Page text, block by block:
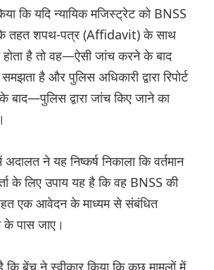
कि यदि न्यायिक मजिस्ट्रेट को BNSS
के तहत शपथ-पत्र (Affidavit) के साथ
होता है तो वह—ऐसी जांच करने के बाद
है और पुलिस अधिकारी द्वारा रिपोर्ट
बाद—पुलिस द्वारा जांच किए जाने का
अदालत ने यह निष्कर्ष निकाला कि वर्तमान
के लिए उपाय यह है कि वह BNSS की
एक आवेदन के माध्यम से संबंधित
के पास जाए।